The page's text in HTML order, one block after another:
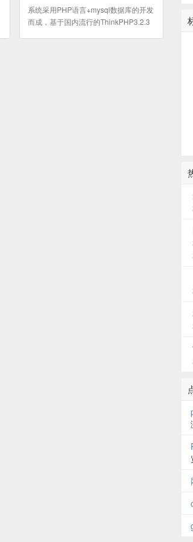
系统采用PHP语言+mysql数据库的开发
而成，基于国内流行的ThinkPHP3.2.3